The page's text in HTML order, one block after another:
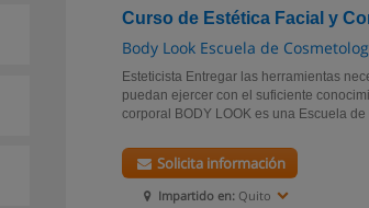
Curso de Estética Facial y
Body Look Escuela de
Esteticista Entregar las herramientas
puedan ejercer con el suficiente
corporal BODY LOOK es una Escuela
Impartido en: Quito
Solicita información